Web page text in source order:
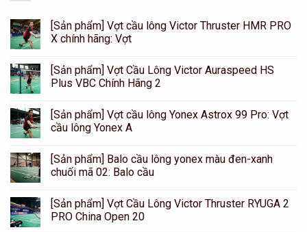
[Sản phẩm] Vợt cầu lông Victor Thruster HMR PRO
X chính hãng: Vợt
[Sản phẩm] Vợt Cầu Lông Victor Auraspeed HS
Plus VBC Chính Hãng 2
[Sản phẩm] Vợt cầu lông Yonex Astrox 99 Pro: Vợt
cầu lông Yonex A
[Sản phẩm] Balo cầu lông yonex màu đen-xanh
chuối mã 02: Balo cầu
[Sản phẩm] Vợt Cầu Lông Victor Thruster RYUGA 2
PRO China Open 20